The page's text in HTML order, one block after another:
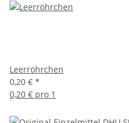
Leerröhrchen
0,20 € *
0,20 € pro 1